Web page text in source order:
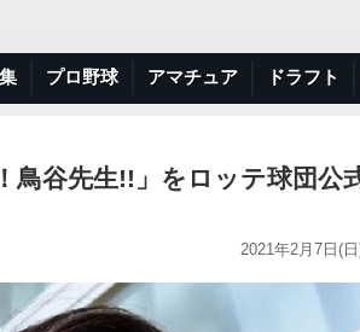
プロ野球 アマチュア ドラフト
鳥谷先生!!」をロッテ球団公
2021年2月7日(